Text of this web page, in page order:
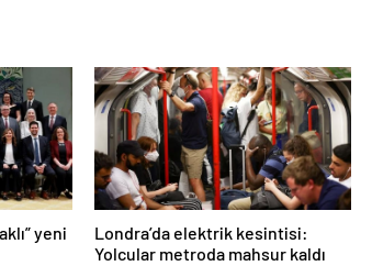
yeni
Londra’da elektrik kesintisi:
Yolcular metroda mahsur kaldı